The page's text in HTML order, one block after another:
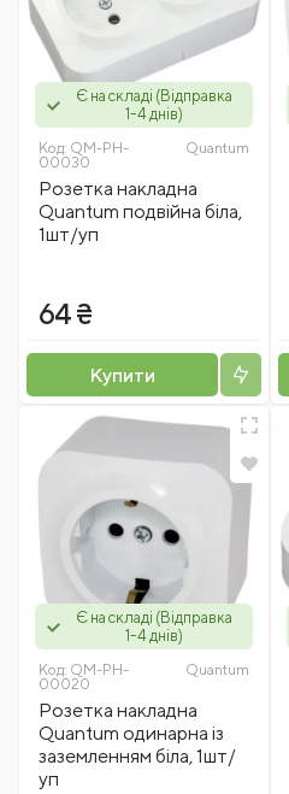
Є на складі (Відправка
1-4 днів)
Код: QM-PH-
00030
Quantum
Розетка накладна
Quantum подвійна біла,
1шт/уп
64 ₴
Купити
Є на складі (Відправка
1-4 днів)
Код: QM-PH-
00020
Quantum
Розетка накладна
Quantum одинарна із
заземленням біла, 1шт/
уп